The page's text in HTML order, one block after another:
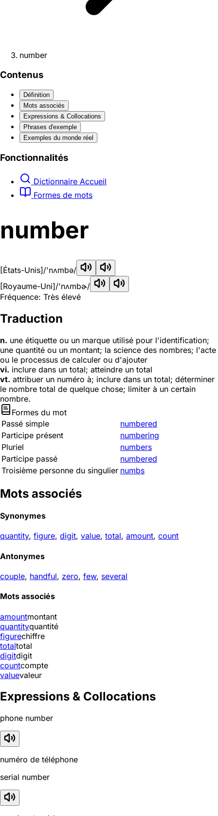
number
Contenus
Définition
Mots associés
Expressions & Collocations
Phrases d'exemple
Exemples du monde réel
Fonctionnalités
Dictionnaire Accueil
Formes de mots
number
[États-Unis]/'nʌmbə/
[Royaume-Uni]/'nʌmbɚ/
Fréquence: Très élevé
Traduction
n. une étiquette ou un marque utilisé pour l'identification;
une quantité ou un montant; la science des nombres; l'acte
ou le processus de calculer ou d'ajouter
vi. inclure dans un total; atteindre un total
vt. attribuer un numéro à; inclure dans un total; déterminer
le nombre total de quelque chose; limiter à un certain
nombre.
Formes du mot
Passé simple
numbered
Participe présent
numbering
Pluriel
numbers
Participe passé
numbered
Troisième personne du singulier numbs
Mots associés
Synonymes
quantity, figure, digit, value, total, amount, count
Antonymes
couple, handful, zero, few, several
Mots associés
amountmontant
quantityquantité
figurechiffre
totaltotal
digitdigit
countcompte
valuevaleur
Expressions & Collocations
phone number
numéro de téléphone
serial number